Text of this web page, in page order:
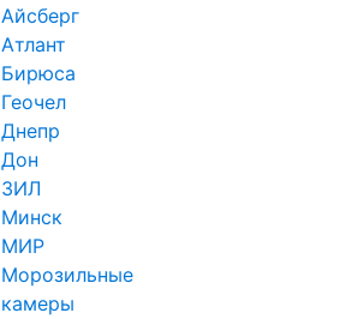
Айсберг
Атлант
Бирюса
Геочел
Днепр
Дон
ЗИЛ
Минск
МИР
Морозильные
камеры